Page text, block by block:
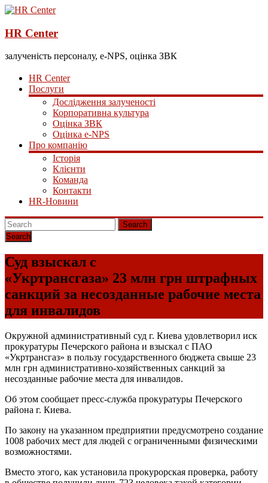
HR Center
залученість персоналу, e-NPS, оцінка ЗВК
HR Center
Послуги
Дослідження залученості
Корпоративна культура
Оцінка ЗВК
Оцінка e-NPS
Про компанію
Історія
Клієнти
Команда
Контакти
HR-Новини
Search
Суд взыскал с
«Укртрансгаза» 23 млн грн штрафных
санкций за несозданные рабочие места
для инвалидов
Окружной административный суд г. Киева удовлетворил иск
прокуратуры Печерского района и взыскал с ПАО
«Укртрансгаз» в пользу государственного бюджета свыше 23
млн грн административно-хозяйственных санкций за
несозданные рабочие места для инвалидов.
Об этом сообщает пресс-служба прокуратуры Печерского
района г. Киева.
По закону на указанном предприятии предусмотрено создание
1008 рабочих мест для людей с ограниченными физическими
возможностями.
Вместо этого, как установила прокурорская проверка, работу